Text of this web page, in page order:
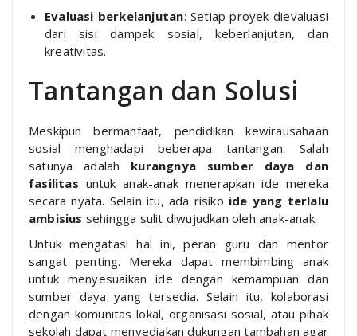
Evaluasi berkelanjutan: Setiap proyek dievaluasi
dari sisi dampak sosial, keberlanjutan, dan
kreativitas.
Tantangan dan Solusi
Meskipun bermanfaat, pendidikan kewirausahaan
sosial menghadapi beberapa tantangan. Salah
satunya adalah kurangnya sumber daya dan
fasilitas untuk anak-anak menerapkan ide mereka
secara nyata. Selain itu, ada risiko ide yang terlalu
ambisius sehingga sulit diwujudkan oleh anak-anak.
Untuk mengatasi hal ini, peran guru dan mentor
sangat penting. Mereka dapat membimbing anak
untuk menyesuaikan ide dengan kemampuan dan
sumber daya yang tersedia. Selain itu, kolaborasi
dengan komunitas lokal, organisasi sosial, atau pihak
sekolah dapat menyediakan dukungan tambahan agar